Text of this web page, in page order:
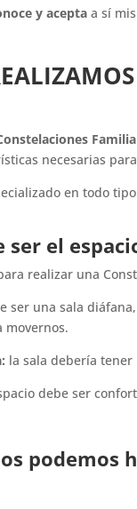
y acepta a sí
necesarias
en todo
ser el
realizar una
ser una sala
movernos.
la sala debería
debe ser
podemos